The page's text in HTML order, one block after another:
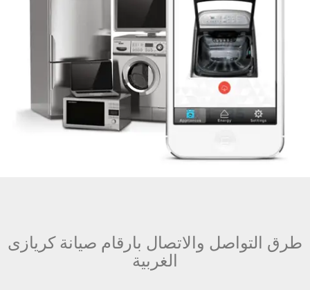
طرق التواصل والاتصال بارقام صيانة كريازى
الغربية